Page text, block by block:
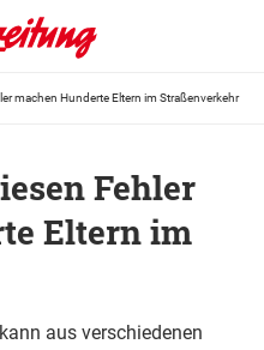
machen Hunderte Eltern im Straßenverkehr
Fehler
Eltern im
aus verschiedenen